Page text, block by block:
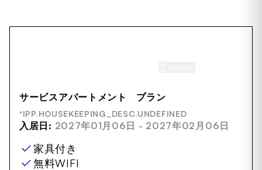
サービスアパートメント プラン
*IPP.HOUSEKEEPING_DESC.UNDEFINED
入居日: 2027年01月06日 - 2027年02月06日
家具付き
無料WIFI